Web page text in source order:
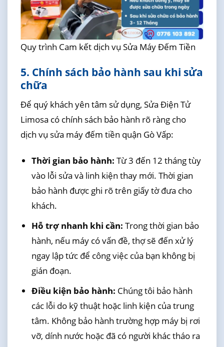
Quy trình Cam kết dịch vụ Sửa Máy Đếm Tiền
5. Chính sách bảo hành sau khi sửa
chữa
Để quý khách yên tâm sử dụng, Sửa Điện Tử
Limosa có chính sách bảo hành rõ ràng cho
dịch vụ sửa máy đếm tiền quận Gò Vấp:
Thời gian bảo hành: Từ 3 đến 12 tháng tùy
vào lỗi sửa và linh kiện thay mới. Thời gian
bảo hành được ghi rõ trên giấy tờ đưa cho
khách.
Hỗ trợ nhanh khi cần: Trong thời gian bảo
hành, nếu máy có vấn đề, thợ sẽ đến xử lý
ngay lập tức để công việc của bạn không bị
gián đoạn.
Điều kiện bảo hành: Chúng tôi bảo hành
các lỗi do kỹ thuật hoặc linh kiện của trung
tâm. Không bảo hành trường hợp máy bị rơi
vỡ, dính nước hoặc đã có người khác tháo ra